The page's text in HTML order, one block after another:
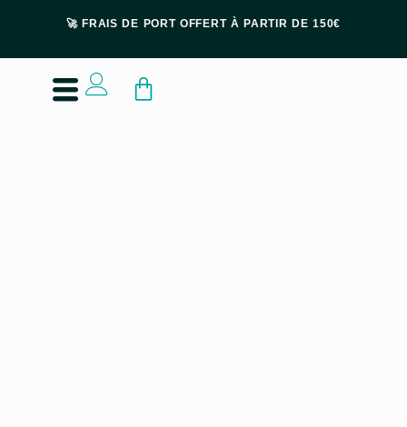
🚀 FRAIS DE PORT OFFERT À PARTIR DE 150€